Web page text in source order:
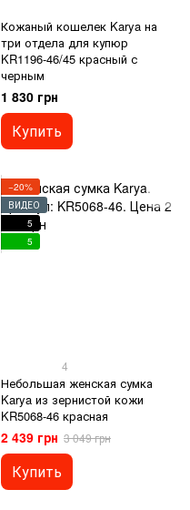
Кожаный кошелек Karya на
три отдела для купюр
KR1196-46/45 красный с
черным
1 830 грн
Купить
−20%
ВИДЕО
5
5
4
Небольшая женская сумка
Karya из зернистой кожи
KR5068-46 красная
2 439 грн 3 049 грн
Купить